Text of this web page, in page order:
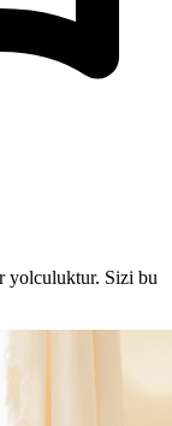
yolculuktur. Sizi bu